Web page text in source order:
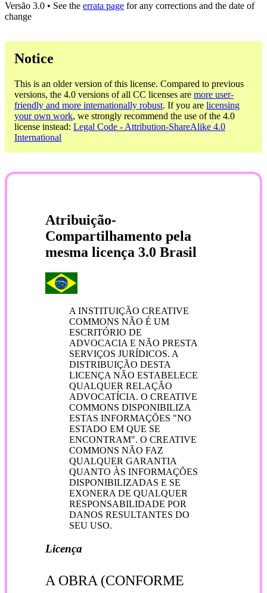
Versão 3.0 • See the errata page for any corrections and the date of
change
Notice
This is an older version of this license. Compared to previous
versions, the 4.0 versions of all CC licenses are more user-
friendly and more internationally robust. If you are licensing
your own work, we strongly recommend the use of the 4.0
license instead: Legal Code - Attribution-ShareAlike 4.0
International
Atribuição-
Compartilhamento pela
mesma licença 3.0 Brasil
A INSTITUIÇÃO CREATIVE
COMMONS NÃO É UM
ESCRITÓRIO DE
ADVOCACIA E NÃO PRESTA
SERVIÇOS JURÍDICOS. A
DISTRIBUIÇÃO DESTA
LICENÇA NÃO ESTABELECE
QUALQUER RELAÇÃO
ADVOCATÍCIA. O CREATIVE
COMMONS DISPONIBILIZA
ESTAS INFORMAÇÕES "NO
ESTADO EM QUE SE
ENCONTRAM". O CREATIVE
COMMONS NÃO FAZ
QUALQUER GARANTIA
QUANTO ÀS INFORMAÇÕES
DISPONIBILIZADAS E SE
EXONERA DE QUALQUER
RESPONSABILIDADE POR
DANOS RESULTANTES DO
SEU USO.
Licença
A OBRA (CONFORME